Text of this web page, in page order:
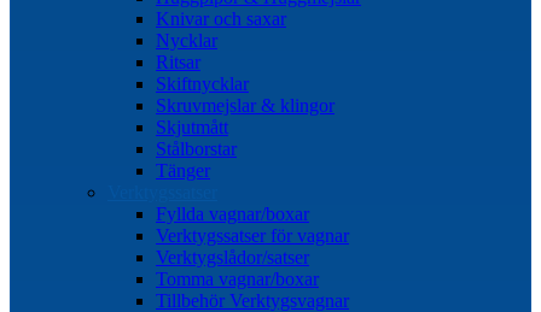
Knivar och saxar
Nycklar
Ritsar
Skiftnycklar
Skruvmejslar & klingor
Skjutmått
Stålborstar
Tänger
Fyllda vagnar/boxar
Verktygssatser för vagnar
Verktygslådor/satser
Tomma vagnar/boxar
Tillbehör Verktygsvagnar